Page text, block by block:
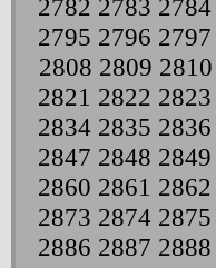
2782 2783 2784
2795 2796 2797
2808 2809 2810
2821 2822 2823
2834 2835 2836
2847 2848 2849
2860 2861 2862
2873 2874 2875
2886 2887 2888